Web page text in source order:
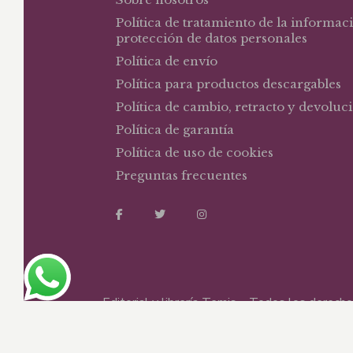
Política de tratamiento de la
protección de datos personales
Política de envío
Política para productos descargables
Política de cambio, retracto y
Política de garantía
Política de uso de cookies
Preguntas frecuentes
Editorial y librería Temis – Todos los